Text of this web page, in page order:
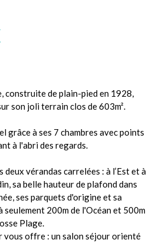
construite de plain-pied en 1928,
son joli terrain clos de 603m².
à ses 7 chambres avec points
à l'abri des regards.
deux vérandas carrelées : à l’Est et à
sa belle hauteur de plafond dans
ses parquets d'origine et sa
200m de l'Océan et 500m
Plage.
offre : un salon séjour orienté